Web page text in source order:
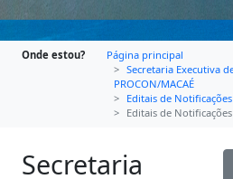
Onde estou?
Página principal
Secretaria Executiva
PROCON/MACAÉ
Editais de Notificações
Editais de
Secretaria